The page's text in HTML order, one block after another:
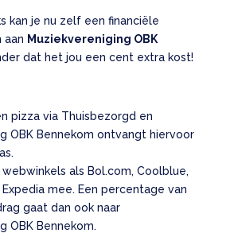
kan je nu zelf een financiële
aan Muziekvereniging OBK
dat het jou een cent extra kost!
pizza via Thuisbezorgd en
OBK Bennekom ontvangt hiervoor
als Bol.com, Coolblue,
mee. Een percentage van
gaat dan ook naar
OBK Bennekom.